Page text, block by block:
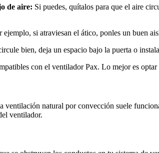
de aire: Si puedes, quítalos para que el aire
ejemplo, si atraviesan el ático, ponles un buen
bien, deja un espacio bajo la puerta o
con el ventilador Pax. Lo mejor es
natural por convección suele
ventilador.